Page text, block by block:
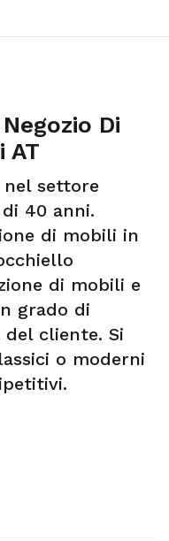
Di
AT
nel settore
40 anni.
di mobili in
di mobili e
grado di
del cliente. Si
o moderni